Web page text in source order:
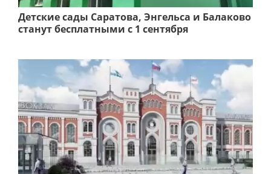
Детские сады Саратова, Энгельса и Балаково
станут бесплатными с 1 сентября